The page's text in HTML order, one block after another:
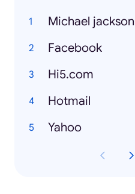
Michael jackson
Facebook
Hi5.com
Hotmail
Yahoo